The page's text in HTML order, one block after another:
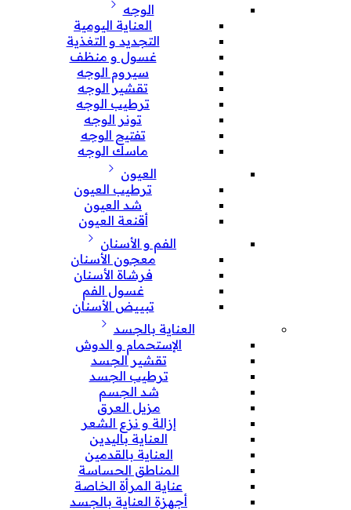
الوجه
العناية اليومية
التجديد و التغذية
غسول و منظف
سيروم الوجه
تقشير الوجه
ترطيب الوجه
تونر الوجه
تفتيح الوجه
ماسك الوجه
العيون
ترطيب العيون
شد العيون
أقنعة العيون
الفم و الأسنان
معجون الأسنان
فرشاة الأسنان
غسول الفم
تبييض الأسنان
العناية بالجسد
الإستحمام و الدوش
تقشير الجسد
ترطيب الجسد
شد الجسم
مزيل العرق
إزالة و نزع الشعر
العناية باليدين
العناية بالقدمين
المناطق الحساسة
عناية المرأة الخاصة
أجهزة العناية بالجسد